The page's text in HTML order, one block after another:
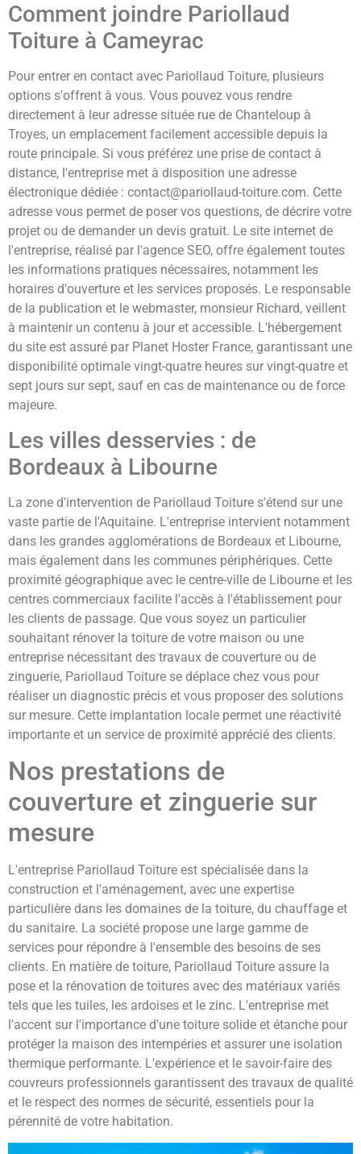
Comment joindre Pariollaud
Toiture à Cameyrac
Pour entrer en contact avec Pariollaud Toiture, plusieurs
options s'offrent à vous. Vous pouvez vous rendre
directement à leur adresse située rue de Chanteloup à
Troyes, un emplacement facilement accessible depuis la
route principale. Si vous préférez une prise de contact à
distance, l'entreprise met à disposition une adresse
électronique dédiée : contact@pariollaud-toiture.com. Cette
adresse vous permet de poser vos questions, de décrire votre
projet ou de demander un devis gratuit. Le site internet de
l'entreprise, réalisé par l'agence SEO, offre également toutes
les informations pratiques nécessaires, notamment les
horaires d'ouverture et les services proposés. Le responsable
de la publication et le webmaster, monsieur Richard, veillent
à maintenir un contenu à jour et accessible. L'hébergement
du site est assuré par Planet Hoster France, garantissant une
disponibilité optimale vingt-quatre heures sur vingt-quatre et
sept jours sur sept, sauf en cas de maintenance ou de force
majeure.
Les villes desservies : de
Bordeaux à Libourne
La zone d'intervention de Pariollaud Toiture s'étend sur une
vaste partie de l'Aquitaine. L'entreprise intervient notamment
dans les grandes agglomérations de Bordeaux et Libourne,
mais également dans les communes périphériques. Cette
proximité géographique avec le centre-ville de Libourne et les
centres commerciaux facilite l'accès à l'établissement pour
les clients de passage. Que vous soyez un particulier
souhaitant rénover la toiture de votre maison ou une
entreprise nécessitant des travaux de couverture ou de
zinguerie, Pariollaud Toiture se déplace chez vous pour
réaliser un diagnostic précis et vous proposer des solutions
sur mesure. Cette implantation locale permet une réactivité
importante et un service de proximité apprécié des clients.
Nos prestations de
couverture et zinguerie sur
mesure
L'entreprise Pariollaud Toiture est spécialisée dans la
construction et l'aménagement, avec une expertise
particulière dans les domaines de la toiture, du chauffage et
du sanitaire. La société propose une large gamme de
services pour répondre à l'ensemble des besoins de ses
clients. En matière de toiture, Pariollaud Toiture assure la
pose et la rénovation de toitures avec des matériaux variés
tels que les tuiles, les ardoises et le zinc. L'entreprise met
l'accent sur l'importance d'une toiture solide et étanche pour
protéger la maison des intempéries et assurer une isolation
thermique performante. L'expérience et le savoir-faire des
couvreurs professionnels garantissent des travaux de qualité
et le respect des normes de sécurité, essentiels pour la
pérennité de votre habitation.